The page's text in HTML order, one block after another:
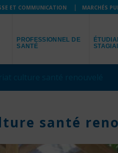
ET COMMUNICATION MARCHÉS
PROFESSIONNEL DE
SANTÉ
santé